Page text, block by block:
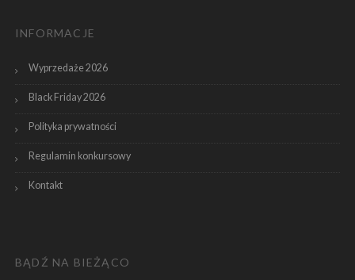
INFORMACJE
Wyprzedaże 2026
Black Friday 2026
Polityka prywatności
Regulamin konkursowy
Kontakt
BĄDŹ NA BIEŻĄCO